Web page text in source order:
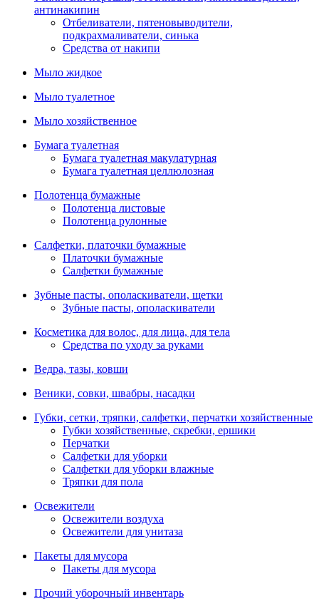
антинакипин
Отбеливатели, пятеновыводители,
подкрахмаливатели, синька
Средства от накипи
Мыло жидкое
Мыло туалетное
Мыло хозяйственное
Бумага туалетная
Бумага туалетная макулатурная
Бумага туалетная целлюлозная
Полотенца бумажные
Полотенца листовые
Полотенца рулонные
Салфетки, платочки бумажные
Платочки бумажные
Салфетки бумажные
Зубные пасты, ополаскиватели, щетки
Зубные пасты, ополаскиватели
Косметика для волос, для лица, для тела
Средства по уходу за руками
Ведра, тазы, ковши
Веники, совки, швабры, насадки
Губки, сетки, тряпки, салфетки, перчатки хозяйственные
Губки хозяйственные, скребки, ершики
Перчатки
Салфетки для уборки
Салфетки для уборки влажные
Тряпки для пола
Освежители
Освежители воздуха
Освежители для унитаза
Пакеты для мусора
Пакеты для мусора
Прочий уборочный инвентарь